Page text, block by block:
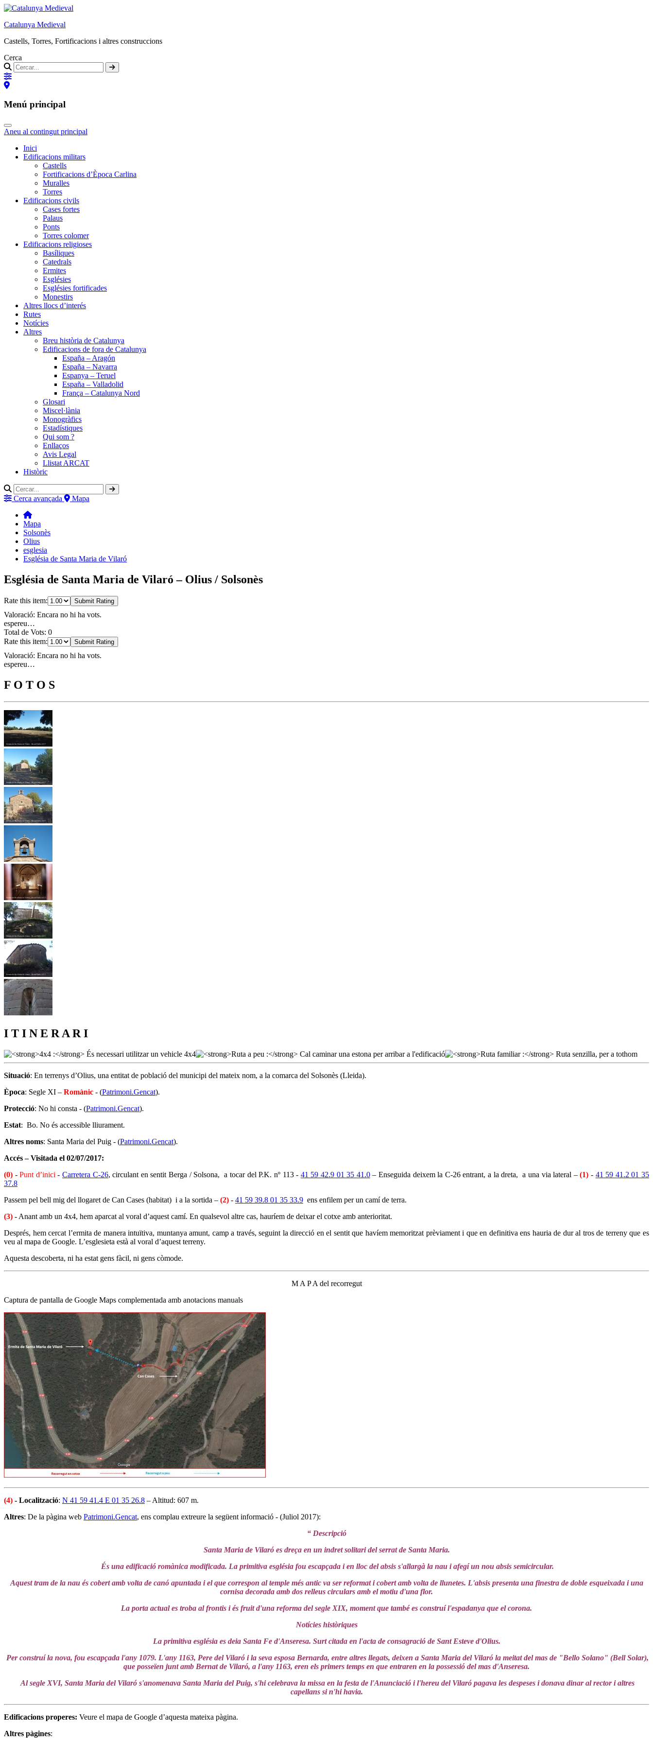
Catalunya Medieval
Castells, Torres, Fortificacions i altres construccions
Cerca
Menú principal
Aneu al contingut principal
Inici
Edificacions militars
Castells
Fortificacions d’Època Carlina
Muralles
Torres
Edificacions civils
Cases fortes
Palaus
Ponts
Torres colomer
Edificacions religioses
Basíliques
Catedrals
Ermites
Esglésies
Esglésies fortificades
Monestirs
Altres llocs d’interés
Rutes
Notícies
Altres
Breu història de Catalunya
Edificacions de fora de Catalunya
España – Aragón
España – Navarra
Espanya – Teruel
España – Valladolid
França – Catalunya Nord
Glosari
Miscel·lània
Monogràfics
Estadístiques
Qui som ?
Enllaços
Avis Legal
Llistat ARCAT
Històric
Cerca avançada Mapa
Mapa
Solsonès
Olius
esglesia
Església de Santa Maria de Vilaró
Església de Santa Maria de Vilaró – Olius / Solsonès
Rate this item: Submit Rating
Valoració: Encara no hi ha vots.
espereu…
Total de Vots: 0
Rate this item:
Submit Rating
Valoració: Encara no hi ha vots.
espereu…
F O T O S
I T I N E R A R I
Situació: En terrenys d’Olius, una entitat de població del municipi del mateix nom, a la comarca del Solsonès (Lleida).
Època: Segle XI – Romànic - (Patrimoni.Gencat).
Protecció: No hi consta - (Patrimoni.Gencat).
Estat: Bo. No és accessible lliurament.
Altres noms: Santa Maria del Puig - (Patrimoni.Gencat).
Accés – Visitada el 02/07/2017:
(0) -Punt d’inici -Carretera C-26, circulant en sentit Berga / Solsona, a tocar del P.K. nº 113 - 41 59 42.9 01 35 41.0– Enseguida deixem la C-26 entrant, a la dreta, a una via lateral –(1)- 41 59 41.2 01 35
37.8
Passem pel bell mig del llogaret de Can Cases (habitat) i a la sortida – (2) - 41 59 39.8 01 35 33.9 ens enfilem per un camí de terra.
(3) - Anant amb un 4x4, hem aparcat al voral d’aquest camí. En qualsevol altre cas, hauríem de deixar el cotxe amb anterioritat.
Després, hem cercat l’ermita de manera intuïtiva, muntanya amunt, camp a través, seguint la direcció en el sentit que havíem memoritzat prèviament i que en definitiva ens hauria de dur al tros de terreny que es
veu al mapa de Google. L’esglesieta està al voral d’aquest terreny.
Aquesta descoberta, ni ha estat gens fàcil, ni gens còmode.
M A P A del recorregut
Captura de pantalla de Google Maps complementada amb anotacions manuals
(4) - Localització: N 41 59 41.4 E 01 35 26.8 – Altitud: 607 m.
Altres: De la pàgina web Patrimoni.Gencat, ens complau extreure la següent informació - (Juliol 2017):
“ Descripció
Santa Maria de Vilaró es dreça en un indret solitari del serrat de Santa Maria.
És una edificació romànica modificada. La primitiva església fou escapçada i en lloc del absis s'allargà la nau i afegí un nou absis semicircular.
Aquest tram de la nau és cobert amb volta de canó apuntada i el que correspon al temple més antic va ser reformat i cobert amb volta de llunetes. L'absis presenta una finestra de doble esqueixada i una
cornisa decorada amb dos relleus circulars amb el motiu d'una flor.
La porta actual es troba al frontis i és fruit d'una reforma del segle XIX, moment que també es construí l'espadanya que el corona.
Notícies històriques
La primitiva església es deia Santa Fe d'Anseresa. Surt citada en l'acta de consagració de Sant Esteve d'Olius.
Per construí la nova, fou escapçada l'any 1079. L'any 1163, Pere del Vilaró i la seva esposa Bernarda, entre altres llegats, deixen a Santa Maria del Vilaró la meitat del mas de "Bello Solano" (Bell Solar),
que posseïen junt amb Bernat de Vilaró, a l'any 1163, eren els primers temps en que entraren en la possessió del mas d'Anseresa.
Al segle XVI, Santa Maria del Vilaró s'anomenava Santa Maria del Puig, s'hi celebrava la missa en la festa de l'Anunciació i l'hereu del Vilaró pagava les despeses i donava dinar al rector i altres
capellans si n'hi havia.
Edificacions properes: Veure el mapa de Google d’aquesta mateixa pàgina.
Altres pàgines: